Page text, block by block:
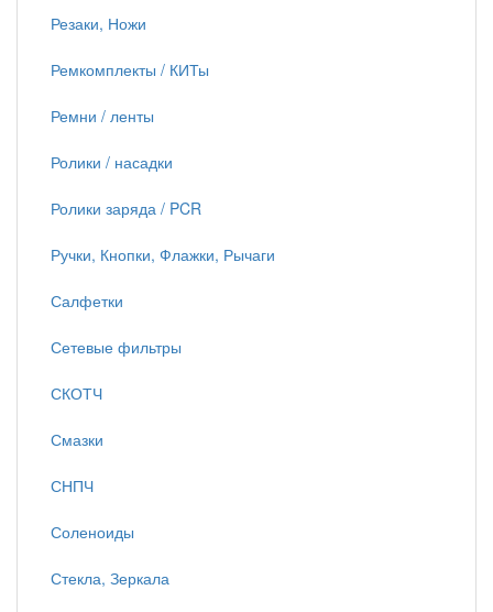
Резаки, Ножи
Ремкомплекты / КИТы
Ремни / ленты
Ролики / насадки
Ролики заряда / PCR
Ручки, Кнопки, Флажки, Рычаги
Салфетки
Сетевые фильтры
СКОТЧ
Смазки
СНПЧ
Соленоиды
Стекла, Зеркала